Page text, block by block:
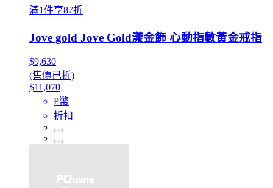
滿1件享87折
Jove gold Jove Gold漾金飾 心動指數黃金戒指
$9,630
(售價已折)
$11,070
P幣
折扣